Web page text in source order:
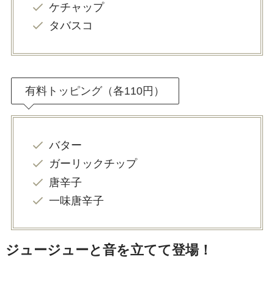
ケチャップ
タバスコ
有料トッピング（各110円）
バター
ガーリックチップ
唐辛子
一味唐辛子
ジュージューと音を立てて登場！